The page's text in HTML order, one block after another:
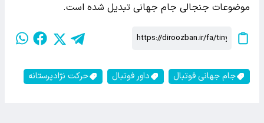
موضوعات جنجالی جام جهانی تبدیل شده است.
جام جهانی فوتبال داور فوتبال حرکت نژادپرستانه